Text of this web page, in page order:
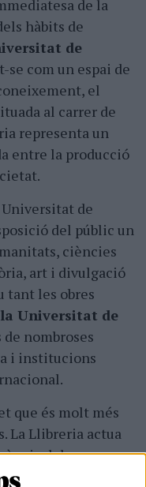
de la
hàbits de
de
com un espai de
el
al carrer de
representa un
entre la producció
de
del públic un
ciències
art i divulgació
tant les obres
Universitat de
nombroses
i institucions
que és molt més
La Llibreria actua
del
la ciutadania els